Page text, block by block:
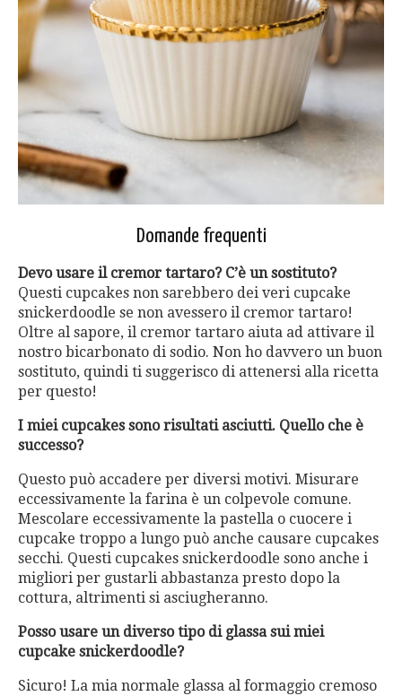
Domande frequenti
Devo usare il cremor tartaro? C’è un sostituto?
Questi cupcakes non sarebbero dei veri cupcake
snickerdoodle se non avessero il cremor tartaro!
Oltre al sapore, il cremor tartaro aiuta ad attivare il
nostro bicarbonato di sodio. Non ho davvero un buon
sostituto, quindi ti suggerisco di attenersi alla ricetta
per questo!
I miei cupcakes sono risultati asciutti. Quello che è
successo?
Questo può accadere per diversi motivi. Misurare
eccessivamente la farina è un colpevole comune.
Mescolare eccessivamente la pastella o cuocere i
cupcake troppo a lungo può anche causare cupcakes
secchi. Questi cupcakes snickerdoodle sono anche i
migliori per gustarli abbastanza presto dopo la
cottura, altrimenti si asciugheranno.
Posso usare un diverso tipo di glassa sui miei
cupcake snickerdoodle?
Sicuro! La mia normale glassa al formaggio cremoso